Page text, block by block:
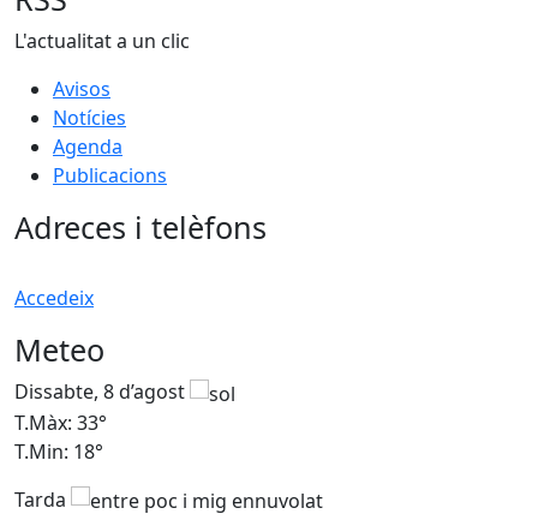
L'actualitat a un clic
Avisos
Notícies
Agenda
Publicacions
Adreces i telèfons
Accedeix
Meteo
Dissabte, 8 d’agost
T.Màx: 33°
T.Min: 18°
Tarda